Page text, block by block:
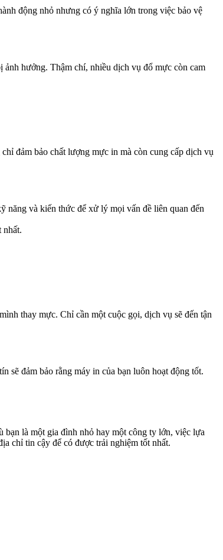
động nhỏ nhưng có ý nghĩa lớn trong việc bảo vệ
hưởng. Thậm chí, nhiều dịch vụ đổ mực còn cam
đảm bảo chất lượng mực in mà còn cung cấp dịch vụ
năng và kiến thức để xử lý mọi vấn đề liên quan đến
nhất.
thay mực. Chỉ cần một cuộc gọi, dịch vụ sẽ đến tận
đảm bảo rằng máy in của bạn luôn hoạt động tốt.
là một gia đình nhỏ hay một công ty lớn, việc lựa
chỉ tin cậy để có được trải nghiệm tốt nhất.